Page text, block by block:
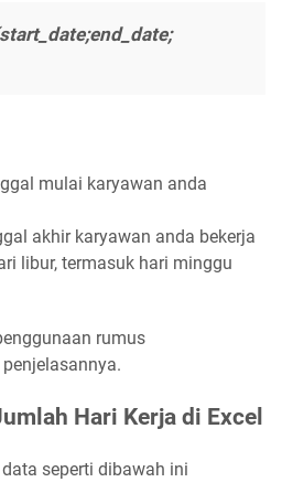
mulai karyawan anda
akhir karyawan anda bekerja
libur, termasuk hari minggu
rumus
penjelasannya.
Hari Kerja di Excel
seperti dibawah ini